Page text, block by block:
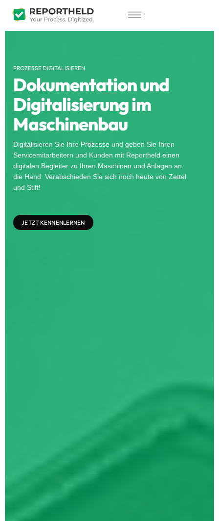
PROZESSE DIGITALISIEREN
Dokumentation und
Digitalisierung im
Maschinenbau
Digitalisieren Sie Ihre Prozesse und geben Sie Ihren
Servicemitarbeitern und Kunden mit Reportheld einen
digitalen Begleiter zu Ihren Maschinen und Anlagen an
die Hand. Verabschieden Sie sich noch heute von Zettel
und Stift!
JETZT KENNENLERNEN